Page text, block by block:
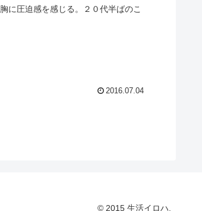
に圧迫感を感じる。２０代半ばのこ
2016.07.04
© 2015 生活イロハ.